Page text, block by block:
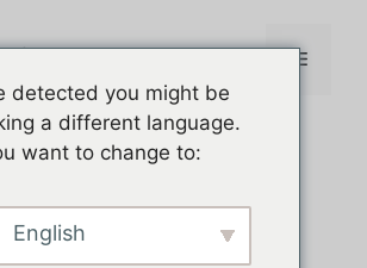
jouer sur PC Menu
detected you might be
a different language.
want to change to:
English